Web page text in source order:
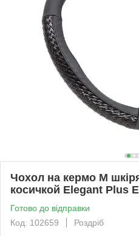
Чохол на кермо М
косичкой Elegant Plus
Готово до відправки
Код: 102659
Роздріб